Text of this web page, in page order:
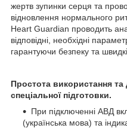
жертв зупинки серця та
відновлення нормального
Heart Guardian проводить
відповідні, необхідні
гарантуючи безпеку та
Простота використання та
спеціальної підготовки.
При підключенні АВД
(українська мова) та